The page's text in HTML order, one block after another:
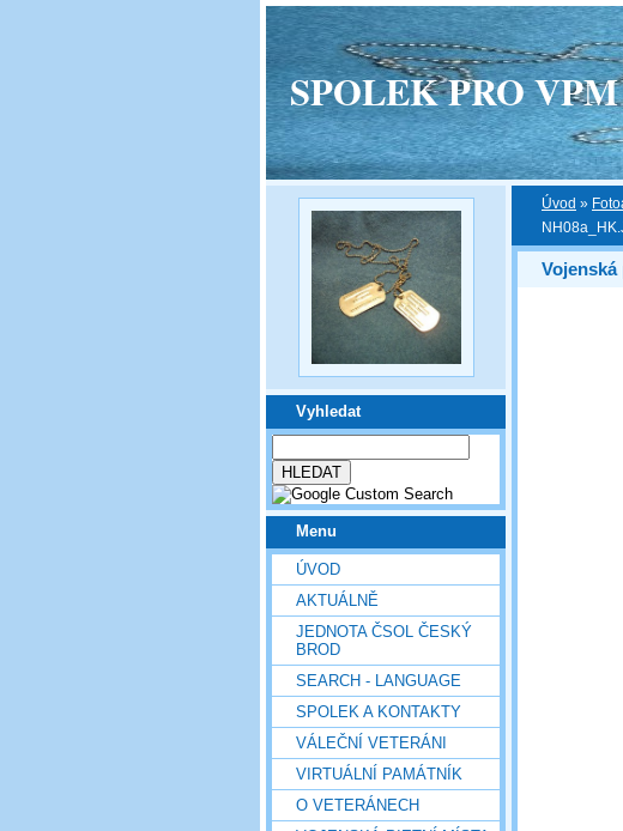
SPOLEK PRO
Vyhledat
Menu
ÚVOD
AKTUÁLNĚ
JEDNOTA ČSOL ČESKÝ
BROD
SEARCH - LANGUAGE
SPOLEK A KONTAKTY
VÁLEČNÍ VETERÁNI
VIRTUÁLNÍ PAMÁTNÍK
O VETERÁNECH
Úvod »